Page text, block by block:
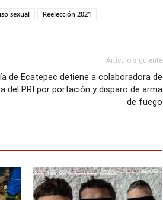
sexual
Reelección 2021
Artículo siguiente
de Ecatepec detiene a colaboradora de
del PRI por portación y disparo de arma
de fuego